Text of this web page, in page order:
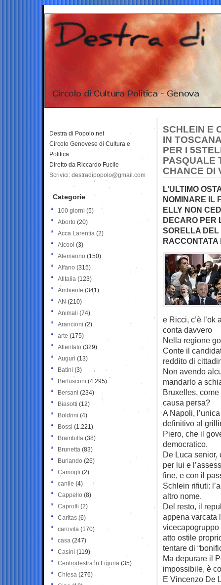
SCHLEIN E
IN
PER I
PASQUALE
CHANCE DI
L’ULTIMO
NOMINARE IL
ELLY NON
DECARO PER
SORELLA DEL
e Ricci, c’è
conta davvero
Nella regione
Conte il
reddito di
Non avendo
mandarlo a
Bruxelles,
causa persa?
A Napoli,
definitivo al
Piero, che il
democratico.
De Luca senior,
per lui e
fine, e con il
Schlein rifiuti:
altro nome.
Del resto, il
appena varcata
atto ostile
tentare di
Ma depurare il
impossibile, è
E Vincenzo De
Destra di Popolo.net
Circolo Genovese di Cultura e
Politica
Diretto da Riccardo Fucile
Scrivici: destradipopolo@gmail.com
Categorie
100 giorni (5)
Aborto (20)
Acca Larentia (2)
Alcool (3)
Alemanno (150)
Alfano (315)
Alitalia (123)
Ambiente (341)
AN (210)
Animali (74)
Arancioni (2)
arte (175)
Attentato (329)
Auguri (13)
Batini (3)
Berlusconi (4.295)
Bersani (234)
Biasotti (12)
Boldrini (4)
Bossi (1.221)
Brambilla (38)
Brunetta (83)
Burlando (26)
Camogli (2)
canile (4)
Cappello (8)
Caprotti (2)
Caritas (6)
carovita (170)
casa (247)
Casini (119)
Centrodestra in Liguria (35)
Chiesa (276)